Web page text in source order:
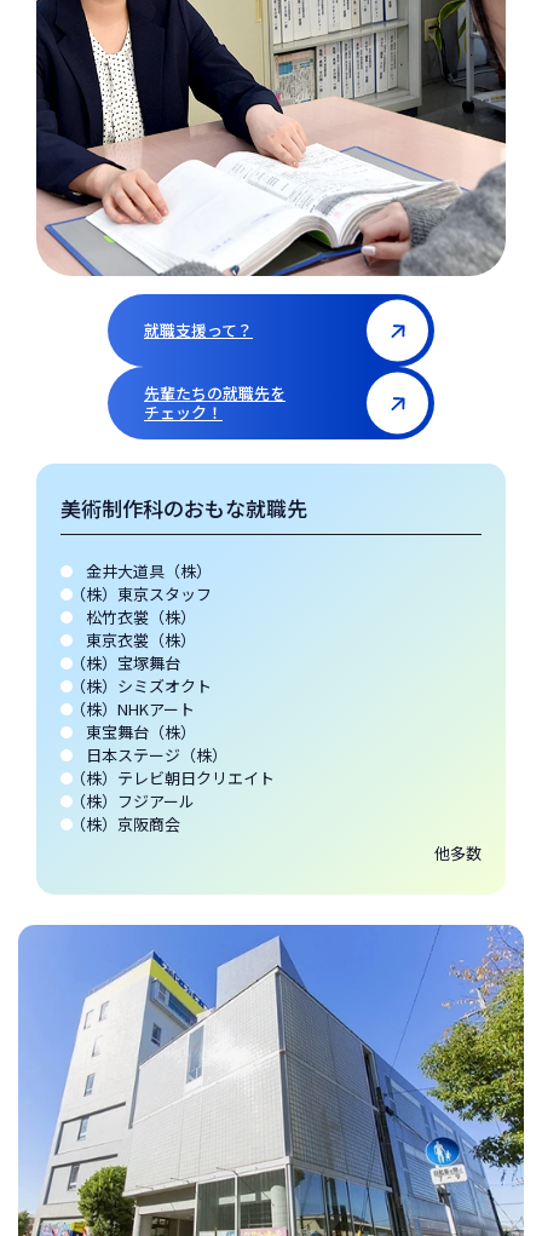
就職支援って？
先輩たちの就職先を
チェック！
美術制作科のおもな就職先
金井大道具（株）
（株）東京スタッフ
松竹衣裳（株）
東京衣裳（株）
（株）宝塚舞台
（株）シミズオクト
（株）NHKアート
東宝舞台（株）
日本ステージ（株）
（株）テレビ朝日クリエイト
（株）フジアール
（株）京阪商会
他多数